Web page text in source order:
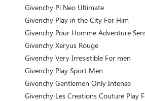
Givenchy Pi Neo Ultimate
Givenchy Play in the City For Him
Givenchy Pour Homme Adventure
Givenchy Xeryus Rouge
Givenchy Very Irresistible For men
Givenchy Play Sport Men
Givenchy Gentlemen Only Intense
Givenchy Les Creations Couture Play